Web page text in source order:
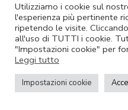
Utilizziamo i cookie sul
l'esperienza più pertinente
ripetendo le visite.
all'uso di TUTTI i cookie.
"Impostazioni cookie" per
Leggi tutto
Impostazioni cookie